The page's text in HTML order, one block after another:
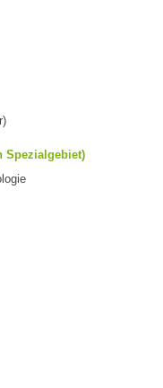
Spezialgebiet)